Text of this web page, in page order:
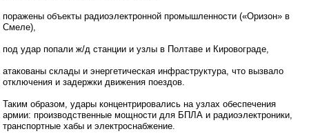
поражены объекты радиоэлектронной промышленности («Оризон» в
Смеле),
под удар попали ж/д станции и узлы в Полтаве и Кировограде,
атакованы склады и энергетическая инфраструктура, что вызвало
отключения и задержки движения поездов.
Таким образом, удары концентрировались на узлах обеспечения
армии: производственные мощности для БПЛА и радиоэлектроники,
транспортные хабы и электроснабжение.